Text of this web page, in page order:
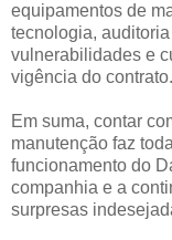
equipamentos de
tecnologia,
vulnerabilidades e
vigência do contrato.
Em suma, contar
manutenção faz
funcionamento do
companhia e a
surpresas